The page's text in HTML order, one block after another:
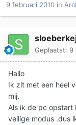
9 februari 2010 in
Geplaatst: 9
Hallo
Ik zit met een heel
mij.
Als ik de pc opstart
veilige modus .dus